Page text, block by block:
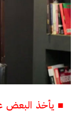
■ يأخذ البعض